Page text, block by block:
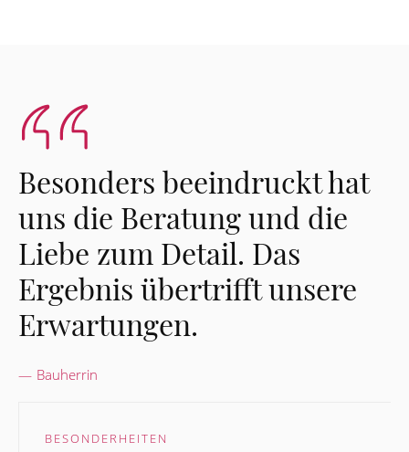
Besonders beeindruckt hat
uns die Beratung und die
Liebe zum Detail. Das
Ergebnis übertrifft unsere
Erwartungen.
Bauherrin
BESONDERHEITEN